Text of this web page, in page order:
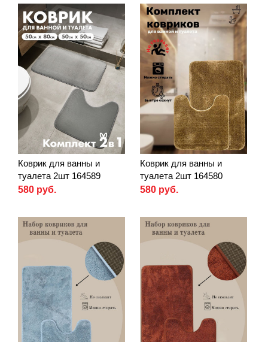
Коврик для ванны и
туалета 2шт 164589
580 руб.
Коврик для ванны и
туалета 2шт 164580
580 руб.